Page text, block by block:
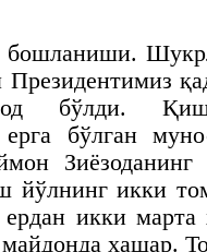
бошланиши.
Президентимиз
бўлди.
бўлган
Зиёзоданинг
йўлнинг икки
ердан икки
ҳашар.